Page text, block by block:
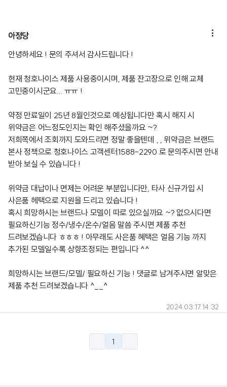
아정당 
안녕하세요 ! 문의 주셔서 감사드립니다 !
현재 청호나이스 제품 사용중이시며, 제품 잔고장으로 인해 교체
고민중이시군요... ㅠㅠ !
약정 만료일이 25년 8월인것으로 예상됩니다만 혹시 해지 시
위약금은 어느정도인지는 확인 해주셨을까요 ~?
저희쪽에서 조회까지 도와드리면 정말 좋을텐데 , , 위약금은 브랜드
본사 정책으로 청호나이스 고객센터1588-2290 로 문의주시면 안내
받아 보실 수 있습니다 !
위약금 대납이나 면제는 어려운 부분입니다만, 타사 신규가입 시
사은품 헤택으로 지원을 드리고 있습니다 !
혹시 희망하시는 브랜드나 모델이 따로 있으실까요 ~? 없으시다면
필요하신기능 정수/냉수/온수/얼음 말씀 주시면 제품 추천
드려보겠습니다 ㅎㅎㅎ ! 아무래도 사은품 혜택은 얼음 기능 까지
추가된 모델일수록 상향조정되는 편입니다 ^^
희망하시는 브랜드/모델/ 필요하신 기능 ! 댓글로 남겨주시면 알맞은
제품 추천 드려보겠습니다 ^__^
2024.03.17 14:32
1